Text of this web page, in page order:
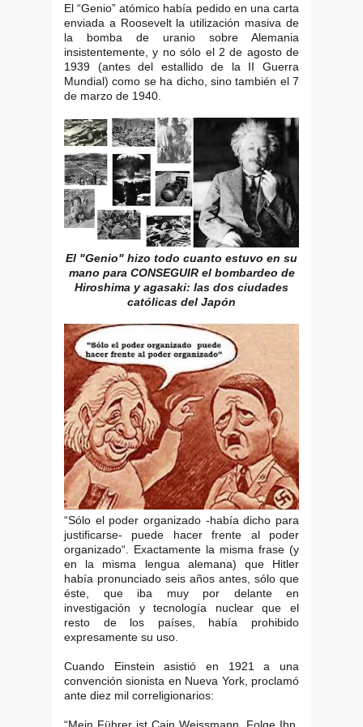
El “Genio” atómico había pedido en una carta
enviada a Roosevelt la utilización masiva de
la bomba de uranio sobre Alemania
insistentemente, y no sólo el 2 de agosto de
1939 (antes del estallido de la II Guerra
Mundial) como se ha dicho, sino también el 7
de marzo de 1940.
El "Genio" hizo todo cuanto estuvo en su
mano para CONSEGUIR el bombardeo de
Hiroshima y agasaki: las dos ciudades
católicas del Japón
“Sólo el poder organizado -había dicho para
justificarse- puede hacer frente al poder
organizado“. Exactamente la misma frase (y
en la misma lengua alemana) que Hitler
había pronunciado seis años antes, sólo que
éste, que iba muy por delante en
investigación y tecnología nuclear que el
resto de los países, había prohibido
expresamente su uso.
Cuando Einstein asistió en 1921 a una
convención sionista en Nueva York, proclamó
ante diez mil correligionarios: